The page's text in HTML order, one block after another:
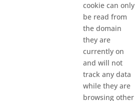
cookie can only
be read from
the domain
they are
currently on
and will not
track any data
while they are
browsing other